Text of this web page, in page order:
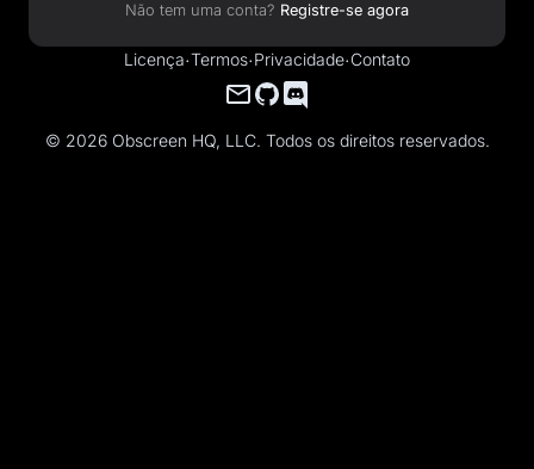
Não tem uma conta? Registre-se agora
Licença·Termos·Privacidade·Contato
© 2026 Obscreen HQ, LLC. Todos os direitos reservados.